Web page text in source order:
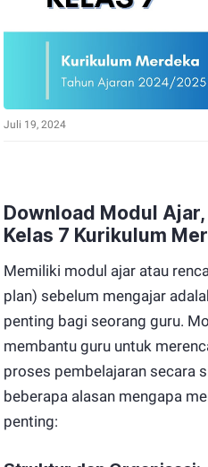
Juli 19, 2024
Download Modul Ajar,
Kelas 7 Kurikulum
Memiliki modul ajar atau
plan) sebelum mengajar
penting bagi seorang guru.
membantu guru untuk
proses pembelajaran secara
beberapa alasan mengapa
penting: